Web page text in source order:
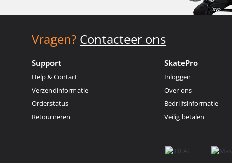
Vragen? Contacteer ons
Support
Help & Contact
Verzendinformatie
Orderstatus
Retourneren
SkatePro
Inloggen
Over ons
Bedrijfsinformatie
Veilig betalen